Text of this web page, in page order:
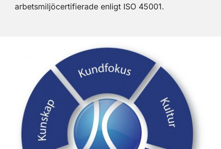
arbetsmiljöcertifierade enligt ISO 45001.